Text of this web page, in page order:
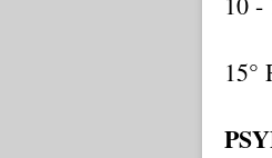
15°